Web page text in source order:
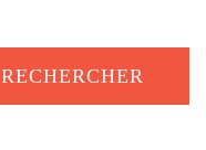
RECHERCHER